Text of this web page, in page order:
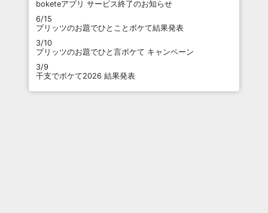
boketeアプリ サービス終了のお知らせ
6/15
プリッツのお題でひとことボケて結果発表
3/10
プリッツのお題でひと言ボケて キャンペーン
3/9
干支でボケて2026 結果発表